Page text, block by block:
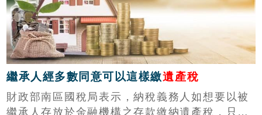
繼承人經多數同意可以這樣繳遺產稅
財政部南區國稅局表示，納稅義務人如想要以被
繼承人存放於金融機構之存款繳納遺產稅，只要